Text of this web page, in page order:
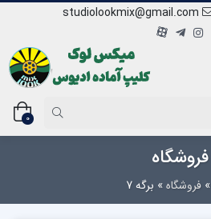
studiolookmix@gmail.com
0
فروشگاه
» فروشگاه» برگه 7